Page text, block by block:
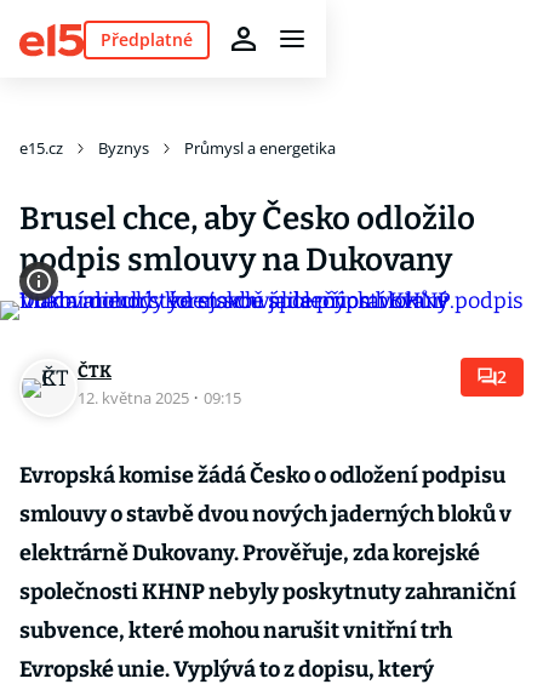
Předplatné
e15.cz Byznys Průmysl a energetika
Brusel chce, aby Česko odložilo
podpis smlouvy na Dukovany
ČTK
12. května 2025 · 09:15
2
Evropská komise žádá Česko o odložení podpisu
smlouvy o stavbě dvou nových jaderných bloků v
elektrárně Dukovany. Prověřuje, zda korejské
společnosti KHNP nebyly poskytnuty zahraniční
subvence, které mohou narušit vnitřní trh
Evropské unie. Vyplývá to z dopisu, který